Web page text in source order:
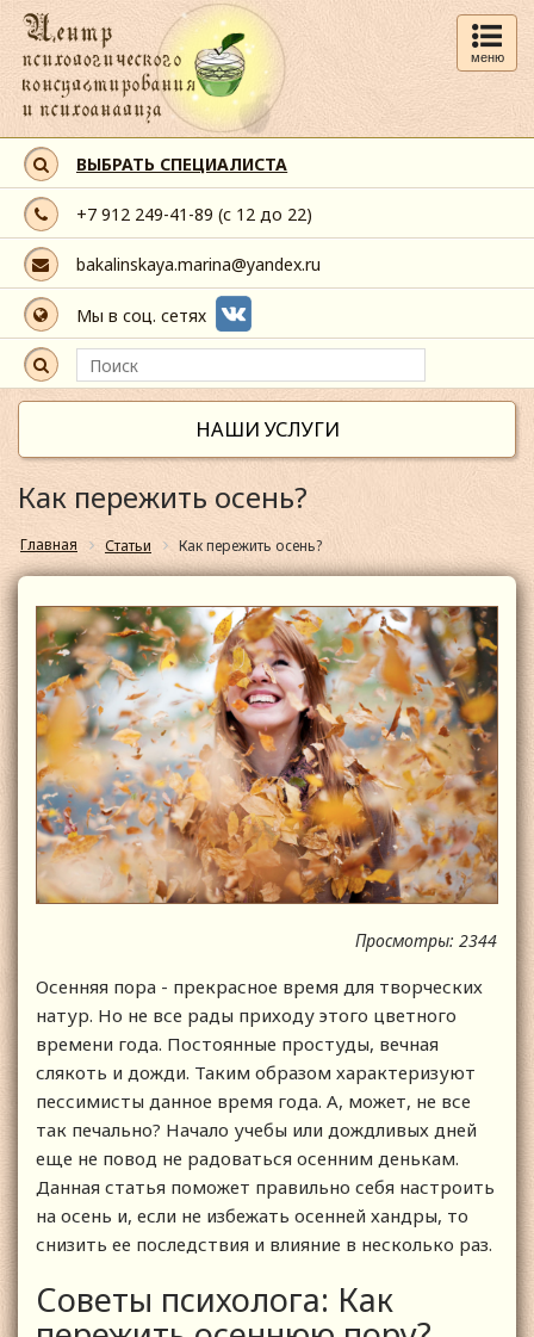
меню
ВЫБРАТЬ СПЕЦИАЛИСТА
+7 912 249-41-89 (с 12 до 22)
bakalinskaya.marina@yandex.ru
Мы в соц. сетях
НАШИ УСЛУГИ
Как пережить осень?
Главная Статьи Как пережить осень?
Просмотры: 2344
Осенняя пора - прекрасное время для творческих
натур. Но не все рады приходу этого цветного
времени года. Постоянные простуды, вечная
слякоть и дожди. Таким образом характеризуют
пессимисты данное время года. А, может, не все
так печально? Начало учебы или дождливых дней
еще не повод не радоваться осенним денькам.
Данная статья поможет правильно себя настроить
на осень и, если не избежать осенней хандры, то
снизить ее последствия и влияние в несколько раз.
Советы психолога: Как